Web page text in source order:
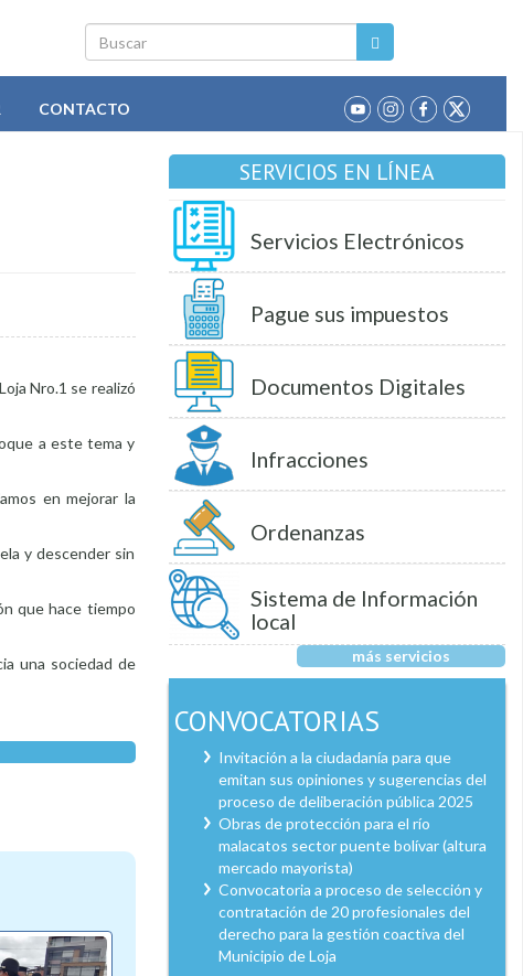
Buscar
CONTACTO
Nro.1 se realizó
a este tema y
en mejorar la
y descender sin
que hace tiempo
una sociedad de
SERVICIOS EN LÍNEA
Servicios Electrónicos
Pague sus impuestos
Documentos Digitales
Infracciones
Ordenanzas
Sistema de Información
local
más servicios
CONVOCATORIAS
Invitación a la ciudadanía para que
emitan sus opiniones y sugerencias del
proceso de deliberación pública 2025
Obras de protección para el río
malacatos sector puente bolívar (altura
mercado mayorista)
Convocatoria a proceso de selección y
contratación de 20 profesionales del
derecho para la gestión coactiva del
Municipio de Loja